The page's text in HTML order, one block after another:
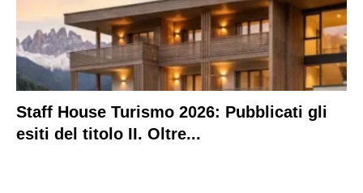
Staff House Turismo 2026: Pubblicati gli
esiti del titolo II. Oltre...